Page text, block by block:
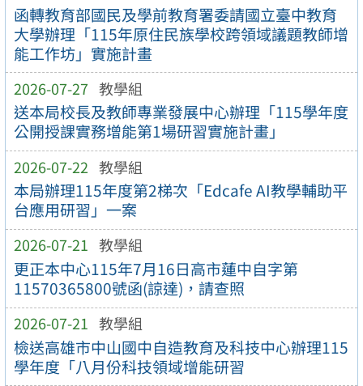
函轉教育部國民及學前教育署委請國立臺中教育
大學辦理「115年原住民族學校跨領域議題教師增
能工作坊」實施計畫
2026-07-27 教學組
送本局校長及教師專業發展中心辦理「115學年度
公開授課實務增能第1場研習實施計畫」
2026-07-22 教學組
本局辦理115年度第2梯次「Edcafe AI教學輔助平
台應用研習」一案
2026-07-21 教學組
更正本中心115年7月16日高市蓮中自字第
11570365800號函(諒達)，請查照
2026-07-21 教學組
檢送高雄市中山國中自造教育及科技中心辦理115
學年度「八月份科技領域增能研習